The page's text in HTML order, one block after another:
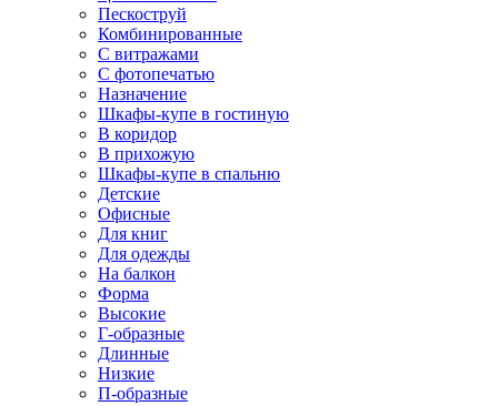
Пескоструй
Комбинированные
С витражами
С фотопечатью
Назначение
Шкафы-купе в гостиную
В коридор
В прихожую
Шкафы-купе в спальню
Детские
Офисные
Для книг
Для одежды
На балкон
Форма
Высокие
Г-образные
Длинные
Низкие
П-образные